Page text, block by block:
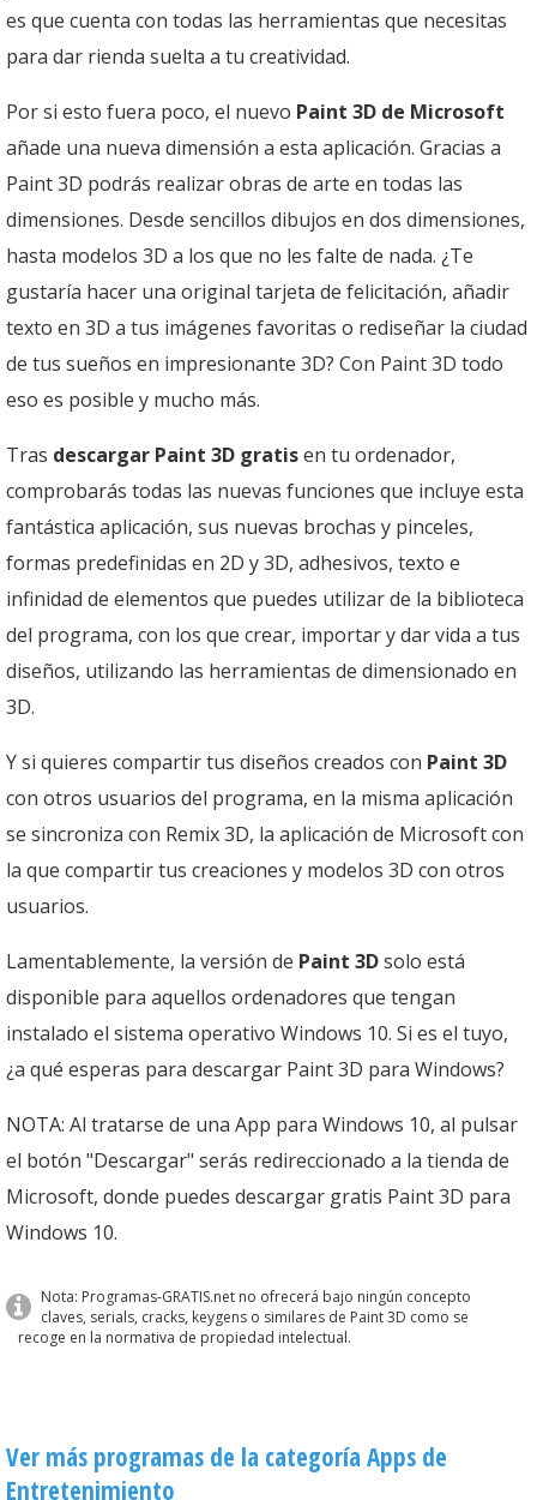
es que cuenta con todas las herramientas que necesitas
para dar rienda suelta a tu creatividad.
Por si esto fuera poco, el nuevo Paint 3D de Microsoft
añade una nueva dimensión a esta aplicación. Gracias a
Paint 3D podrás realizar obras de arte en todas las
dimensiones. Desde sencillos dibujos en dos dimensiones,
hasta modelos 3D a los que no les falte de nada. ¿Te
gustaría hacer una original tarjeta de felicitación, añadir
texto en 3D a tus imágenes favoritas o rediseñar la ciudad
de tus sueños en impresionante 3D? Con Paint 3D todo
eso es posible y mucho más.
Tras descargar Paint 3D gratisen tu ordenador,
comprobarás todas las nuevas funciones que incluye esta
fantástica aplicación, sus nuevas brochas y pinceles,
formas predefinidas en 2D y 3D, adhesivos, texto e
infinidad de elementos que puedes utilizar de la biblioteca
del programa, con los que crear, importar y dar vida a tus
diseños, utilizando las herramientas de dimensionado en
3D.
Y si quieres compartir tus diseños creados con Paint 3D
con otros usuarios del programa, en la misma aplicación
se sincroniza con Remix 3D, la aplicación de Microsoft con
la que compartir tus creaciones y modelos 3D con otros
usuarios.
Lamentablemente, la versión de Paint 3Dsolo está
disponible para aquellos ordenadores que tengan
instalado el sistema operativo Windows 10. Si es el tuyo,
¿a qué esperas para descargar Paint 3D para Windows?
NOTA: Al tratarse de una App para Windows 10, al pulsar
el botón "Descargar" serás redireccionado a la tienda de
Microsoft, donde puedes descargar gratis Paint 3D para
Windows 10.
Nota: Programas-GRATIS.net no ofrecerá bajo ningún concepto
claves, serials, cracks, keygens o similares de Paint 3D como se
recoge en la normativa de propiedad intelectual.
Ver más programas de la categoría Apps de
Entretenimiento